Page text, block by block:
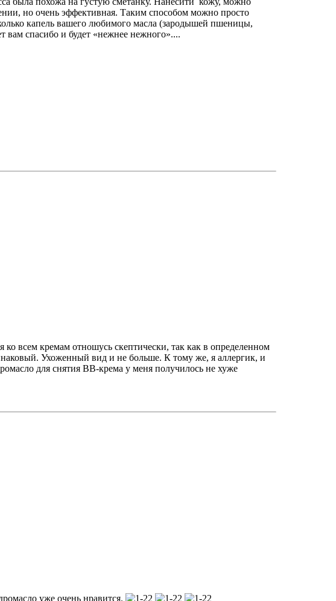
но очень эффективная. Таким способом можно просто
капель вашего любимого масла (зародышей пшеницы,
спасибо и будет «нежнее нежного»....
всем кремам отношусь скептически, так как в определенном
Ухоженный вид и не больше. К тому же, я аллергик, и
для снятия ВВ-крема у меня получилось не хуже
уже очень нравится.